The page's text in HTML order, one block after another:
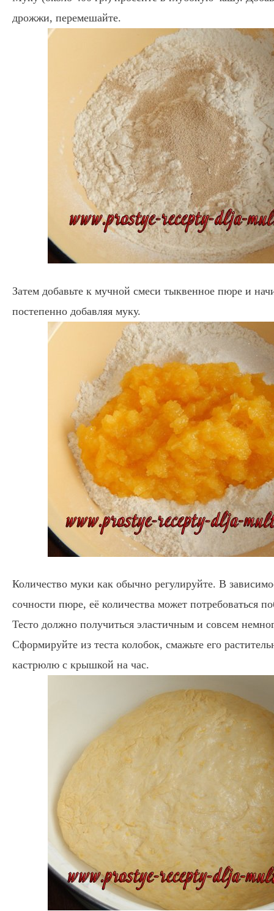
дрожжи, перемешайте.
Затем добавьте к мучной смеси тыквенное пюре и
постепенно добавляя муку.
Количество муки как обычно регулируйте. В
сочности пюре, её количества может потребоваться
Тесто должно получиться эластичным и совсем
Сформируйте из теста колобок, смажьте его
кастрюлю с крышкой на час.